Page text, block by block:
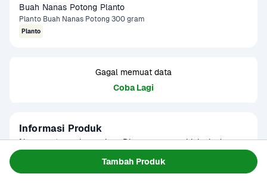
Tambah Produk
Buah Nanas Potong Planto
Planto Buah Nanas Potong 300 gram
Planto
Gagal memuat data
Coba Lagi
Informasi Produk
Nanas potong siap makan. Diproses secara higienis dan